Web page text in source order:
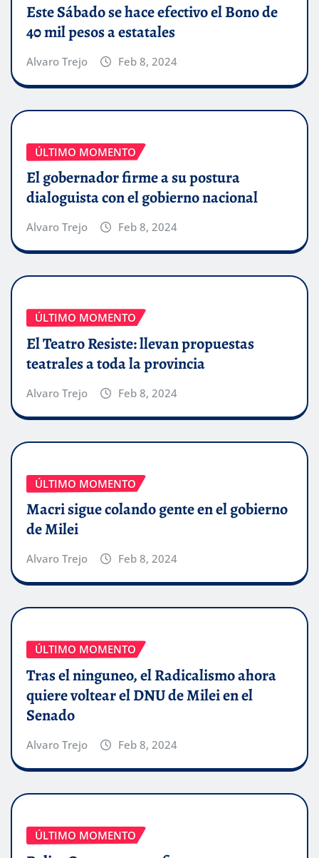
Este Sábado se hace efectivo el Bono de
40 mil pesos a estatales
Alvaro Trejo Feb 8, 2024
ÚLTIMO MOMENTO
El gobernador firme a su postura
dialoguista con el gobierno nacional
Alvaro Trejo Feb 8, 2024
ÚLTIMO MOMENTO
El Teatro Resiste: llevan propuestas
teatrales a toda la provincia
Alvaro Trejo Feb 8, 2024
ÚLTIMO MOMENTO
Macri sigue colando gente en el gobierno
de Milei
Alvaro Trejo Feb 8, 2024
ÚLTIMO MOMENTO
Tras el ninguneo, el Radicalismo ahora
quiere voltear el DNU de Milei en el
Senado
Alvaro Trejo Feb 8, 2024
ÚLTIMO MOMENTO